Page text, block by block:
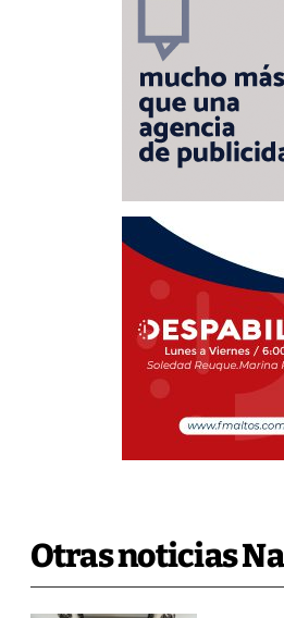
Otras noticias